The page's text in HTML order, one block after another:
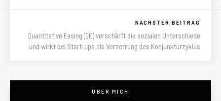
NÄCHSTER BEITRAG
Quantitative Easing (QE) verschärft die sozialen Unterschiede
und wirkt bei Start-ups als Verzerrung des Konjunkturzyklus
ÜBER MICH